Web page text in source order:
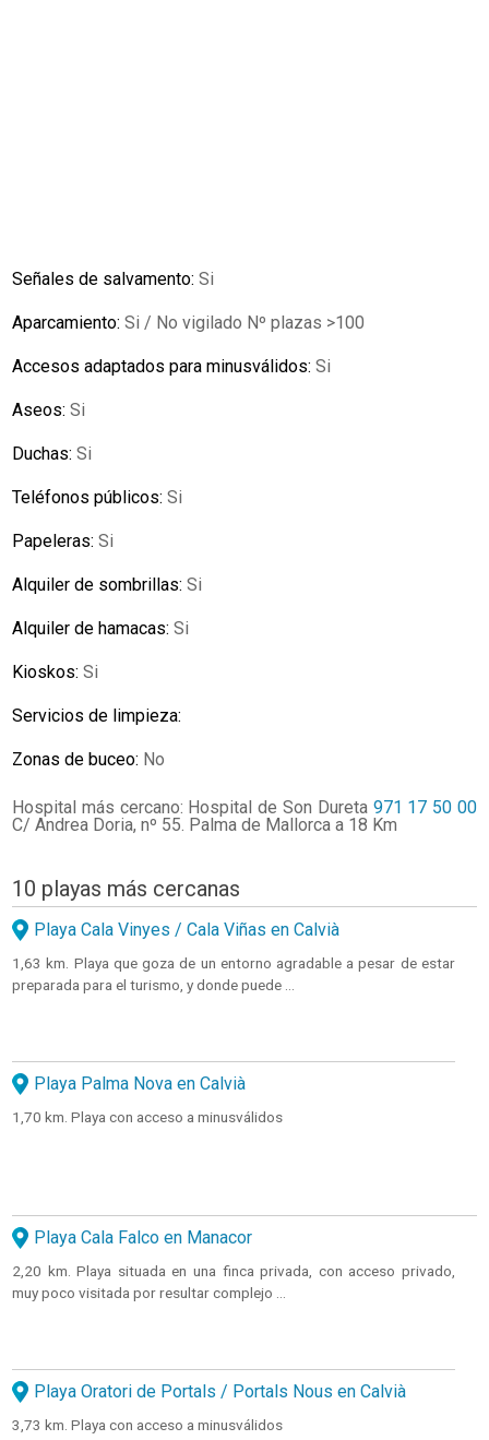
Señales de salvamento:Si
Aparcamiento:Si / No vigilado Nº plazas >100
Accesos adaptados para minusválidos:Si
Aseos:Si
Duchas:Si
Teléfonos públicos:Si
Papeleras:Si
Alquiler de sombrillas:Si
Alquiler de hamacas:Si
Kioskos:Si
Servicios de limpieza:
Zonas de buceo: No
Hospital más cercano: Hospital de Son Dureta 971 17 50 00
C/ Andrea Doria, nº 55. Palma de Mallorca a 18 Km
10 playas más cercanas
Playa Cala Vinyes / Cala Viñas en Calvià
1,63 km. Playa que goza de un entorno agradable a pesar de estar
preparada para el turismo, y donde puede ...
Playa Palma Nova en Calvià
1,70 km. Playa con acceso a minusválidos
Playa Cala Falco en Manacor
2,20 km. Playa situada en una finca privada, con acceso privado,
muy poco visitada por resultar complejo ...
Playa Oratori de Portals / Portals Nous en Calvià
3,73 km. Playa con acceso a minusválidos